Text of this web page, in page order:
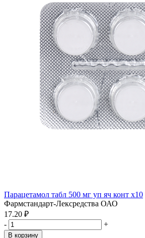
Парацетамол табл 500 мг уп яч конт x10
Фармстандарт-Лексредства ОАО
17.20 ₽
-
+
В корзину